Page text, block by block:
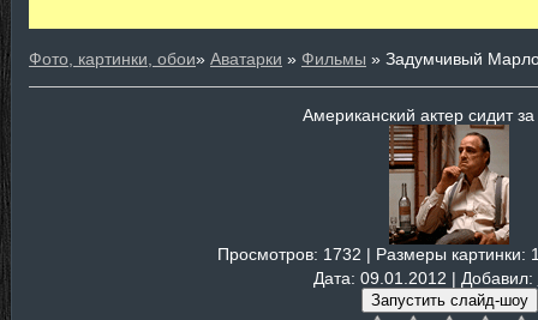
Фото, картинки, обои» Аватарки » Фильмы » Задумчивый
Американский актер сидит
Просмотров: 1732 | Размеры картинки:
Дата: 09.01.2012 | Добавил: